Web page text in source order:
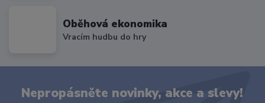
Oběhová ekonomika
Vracím hudbu do hry
Nepropásněte novinky, akce a slevy!